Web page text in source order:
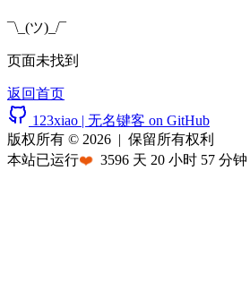
¯\_(ツ)_/¯
页面未找到
返回首页
123xiao | 无名键客 on GitHub
版权所有 © 2026 | 保留所有权利
本站已运行❤️ 3596 天 20 小时 57 分钟